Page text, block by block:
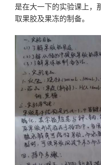
是在大一下的实验课上，
取果胶及果冻的制备。